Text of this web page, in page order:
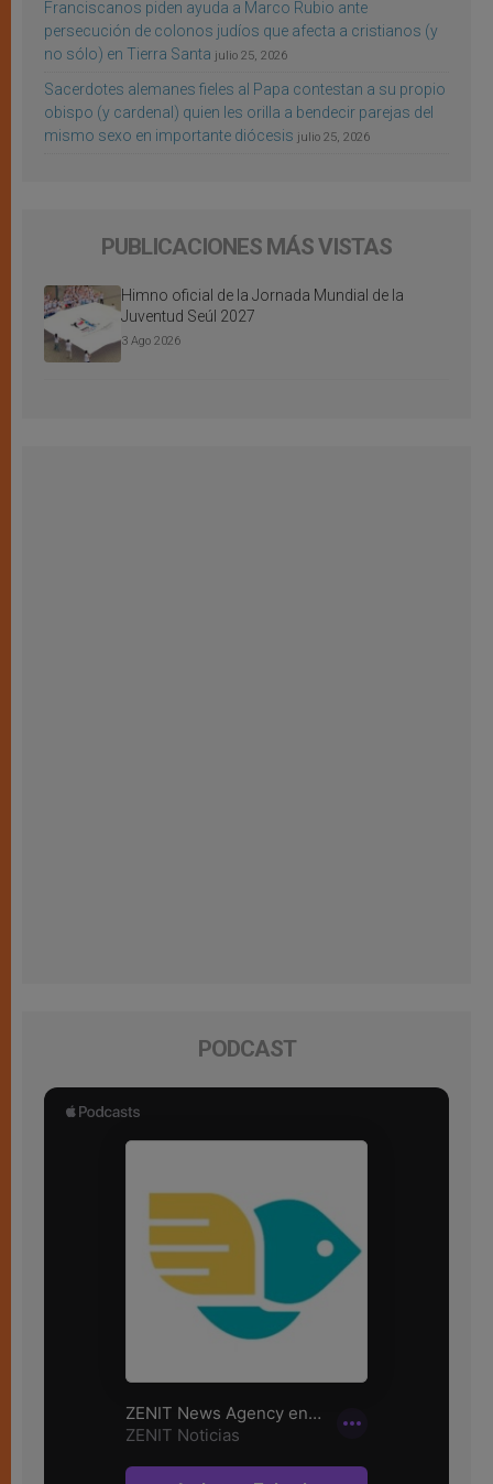
Franciscanos piden ayuda a Marco Rubio ante
persecución de colonos judíos que afecta a cristianos (y
no sólo) en Tierra Santa julio 25, 2026
Sacerdotes alemanes fieles al Papa contestan a su propio
obispo (y cardenal) quien les orilla a bendecir parejas del
mismo sexo en importante diócesis julio 25, 2026
PUBLICACIONES MÁS VISTAS
Himno oficial de la Jornada Mundial de la
Juventud Seúl 2027
3 Ago 2026
PODCAST